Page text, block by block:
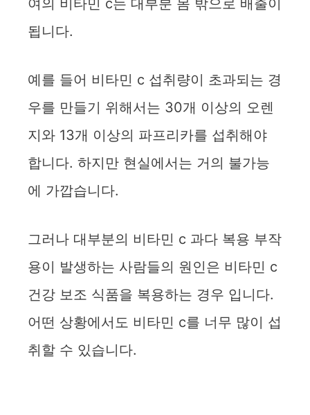
여의 비타민 c는 대부분 몸 밖으로 배출이
됩니다.
예를 들어 비타민 c 섭취량이 초과되는 경
우를 만들기 위해서는 30개 이상의 오렌
지와 13개 이상의 파프리카를 섭취해야
합니다. 하지만 현실에서는 거의 불가능
에 가깝습니다.
그러나 대부분의 비타민 c 과다 복용 부작
용이 발생하는 사람들의 원인은 비타민 c
건강 보조 식품을 복용하는 경우 입니다.
어떤 상황에서도 비타민 c를 너무 많이 섭
취할 수 있습니다.